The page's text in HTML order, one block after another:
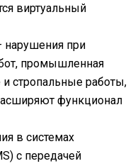
виртуальный
нарушения при
промышленная
стропальные работы,
функционал
в системах
с передачей